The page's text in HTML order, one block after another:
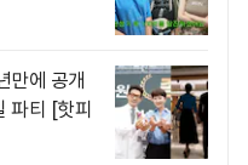
만에 공개
파티 [핫피